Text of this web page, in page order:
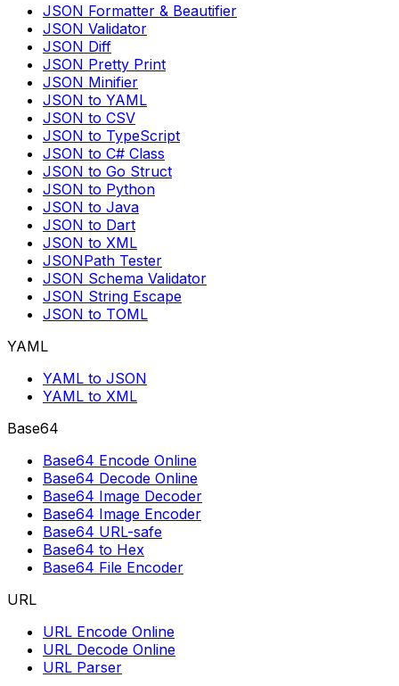
JSON Formatter & Beautifier
JSON Validator
JSON Diff
JSON Pretty Print
JSON Minifier
JSON to YAML
JSON to CSV
JSON to TypeScript
JSON to C# Class
JSON to Go Struct
JSON to Python
JSON to Java
JSON to Dart
JSON to XML
JSONPath Tester
JSON Schema Validator
JSON String Escape
JSON to TOML
YAML
YAML to JSON
YAML to XML
Base64
Base64 Encode Online
Base64 Decode Online
Base64 Image Decoder
Base64 Image Encoder
Base64 URL-safe
Base64 to Hex
Base64 File Encoder
URL
URL Encode Online
URL Decode Online
URL Parser